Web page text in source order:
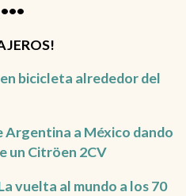
bicicleta alrededor del
Argentina a México dando
un Citröen 2CV
vuelta al mundo a los 70